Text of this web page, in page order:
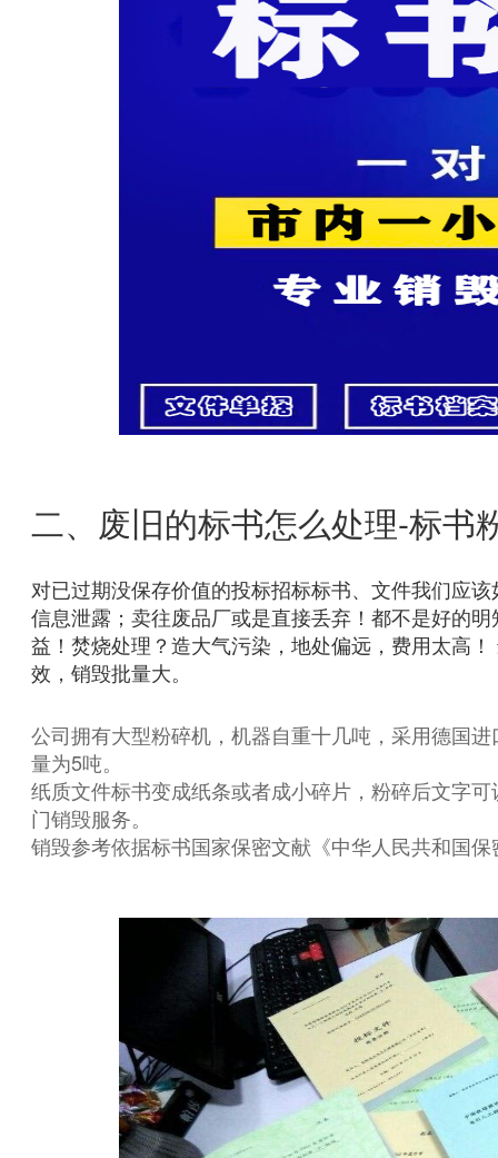
二、废旧的标书怎么处理-标书
对已过期没保存价值的投标招标标书、文件我们应
信息泄露；卖往废品厂或是直接丢弃！都不是好的
益！焚烧处理？造大气污染，地处偏远，费用太高
效，销毁批量大。
公司拥有大型粉碎机，机器自重十几吨，采用德国
量为5吨。
纸质文件标书变成纸条或者成小碎片，粉碎后文字
门销毁服务。
销毁参考依据标书国家保密文献《中华人民共和国